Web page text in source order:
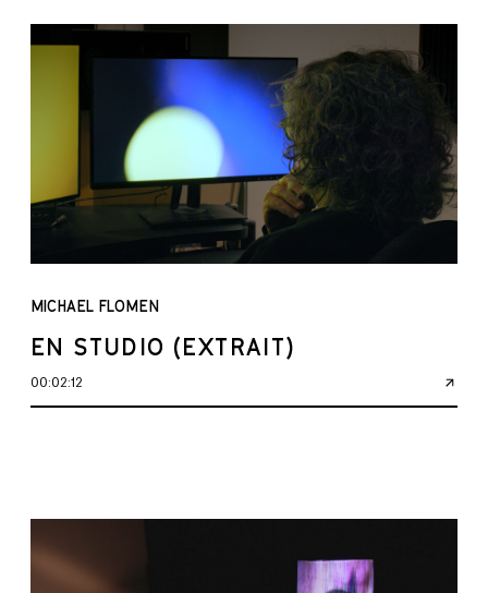
MICHAEL FLOMEN
EN STUDIO (EXTRAIT)
00:02:12